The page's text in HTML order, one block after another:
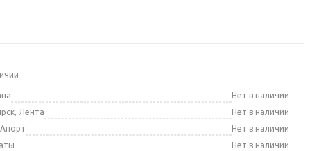
Нет в наличии
Лента
Нет в наличии
Нет в наличии
Нет в наличии